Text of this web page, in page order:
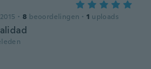
· 8 beoordelingen · 1 uploads